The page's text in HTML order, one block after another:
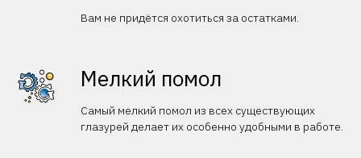
Вам не придётся охотиться за остатками.
Мелкий помол
Самый мелкий помол из всех существующих
глазурей делает их особенно удобными в работе.